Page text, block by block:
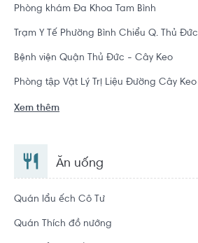
Phòng khám Đa Khoa Tam Bình
Trạm Y Tế Phường Bình Chiểu Q. Thủ Đức
Bệnh viện Quận Thủ Đức - Cây Keo
Phòng tập Vật Lý Trị Liệu Đường Cây Keo
Xem thêm
Ăn uống
Quán lẩu ếch Cô Tư
Quán Thích đồ nướng